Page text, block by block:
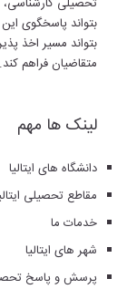
بتواند پاسخگوی
بتواند مسیر اخذ
متقاضیان فراهم کند.
لینک ها مهم
دانشگاه های ایتالیا
مقاطع تحصیلی
خدمات ما
شهر های ایتالیا
پرسش و پاسخ